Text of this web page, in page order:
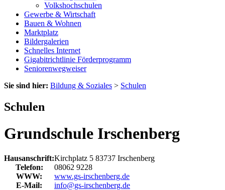
Volkshochschulen
Gewerbe & Wirtschaft
Bauen & Wohnen
Marktplatz
Bildergalerien
Schnelles Internet
Gigabitrichtlinie Förderprogramm
Seniorenwegweiser
Sie sind hier: Bildung & Soziales > Schulen
Schulen
Grundschule Irschenberg
Hausanschrift:Kirchplatz 5 83737 Irschenberg
Telefon:
08062 9228
WWW:
www.gs-irschenberg.de
E-Mail:
info@gs-irschenberg.de